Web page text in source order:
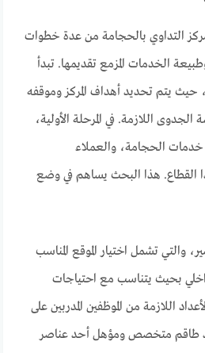
التداوي بالحجامة من عدة خطوات
الخدمات المزمع تقديمها. تبدأ
حيث يتم تحديد أهداف المركز وموقفه
اللازمة. في المرحلة الأولية،
الحجامة، والعملاء
القطاع. هذا البحث يساهم في وضع
والتي تشمل اختيار الموقع المناسب
بحيث يتناسب مع احتياجات
اللازمة من الموظفين المدربين على
طاقم متخصص ومؤهل أحد عناصر